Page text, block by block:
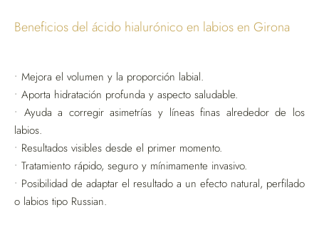
Beneficios del ácido hialurónico en labios en Girona
• Mejora el volumen y la proporción labial.
• Aporta hidratación profunda y aspecto saludable.
• Ayuda a corregir asimetrías y líneas finas alrededor de los
labios.
• Resultados visibles desde el primer momento.
• Tratamiento rápido, seguro y mínimamente invasivo.
• Posibilidad de adaptar el resultado a un efecto natural, perfilado
o labios tipo Russian.